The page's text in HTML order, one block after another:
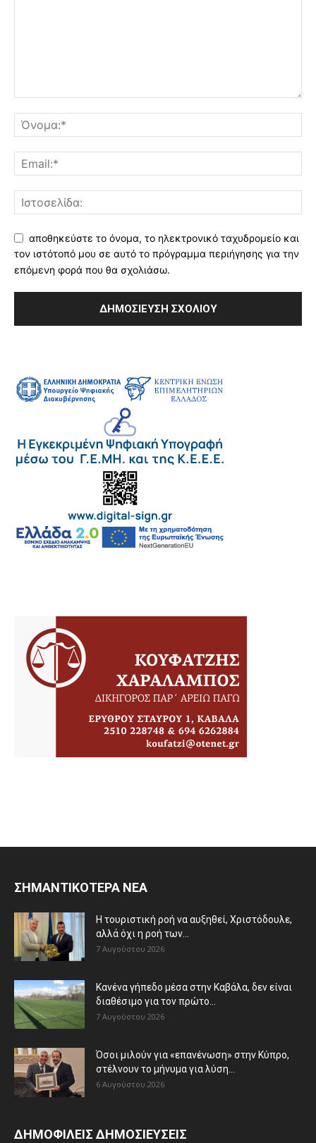
αποθηκεύστε το όνομα, το ηλεκτρονικό ταχυδρομείο και
τον ιστότοπό μου σε αυτό το πρόγραμμα περιήγησης για την
επόμενη φορά που θα σχολιάσω.
ΣΗΜΑΝΤΙΚΟΤΕΡΑ ΝΕΑ
Η τουριστική ροή να αυξηθεί, Χριστόδουλε,
αλλά όχι η ροή των...
7 Αυγούστου 2026
Κανένα γήπεδο μέσα στην Καβάλα, δεν είναι
διαθέσιμο για τον πρώτο...
7 Αυγούστου 2026
Όσοι μιλούν για «επανένωση» στην Κύπρο,
στέλνουν το μήνυμα για λύση...
6 Αυγούστου 2026
ΔΗΜΟΦΙΛΕΙΣ ΔΗΜΟΣΙΕΥΣΕΙΣ